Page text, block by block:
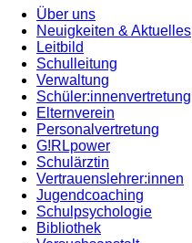
Über uns
Neuigkeiten & Aktuelles
Leitbild
Schulleitung
Verwaltung
Schüler:innenvertretung
Elternverein
Personalvertretung
G!RLpower
Schulärztin
Vertrauenslehrer:innen
Jugendcoaching
Schulpsychologie
Bibliothek